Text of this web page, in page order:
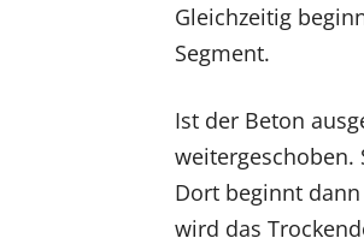
Gleichzeitig
Segment.
Ist der Beton
weitergeschoben.
Dort beginnt
wird das